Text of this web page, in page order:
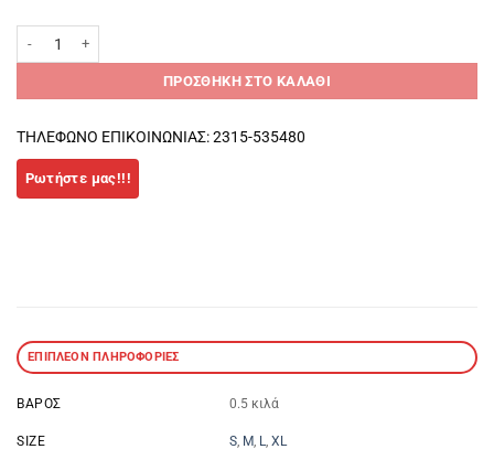
ΠΡΟΣΘΉΚΗ ΣΤΟ ΚΑΛΆΘΙ
ΤΗΛΕΦΩΝΟ ΕΠΙΚΟΙΝΩΝΙΑΣ: 2315-535480
ΕΠΙΠΛΈΟΝ ΠΛΗΡΟΦΟΡΊΕΣ
ΒΆΡΟΣ 0.5 κιλά
SIZE S M L ,XL